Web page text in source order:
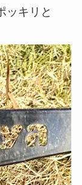
ッキリと